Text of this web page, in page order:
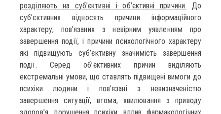
розділяють на суб’єктивні і об’єктивні причини. До
суб’єктивних відносять причини інформаційного
характеру, пов’язаних з невірним уявленням про
завершення події, і причини психологічного характеру
які підвищують суб’єктивну значимість завершення
події. Серед об’єктивних причин виділяють
екстремальні умови, що ставлять підвищені вимоги до
психіки людини і пов’язані з невизначеністю
завершення ситуації, втома, хвилювання з приводу